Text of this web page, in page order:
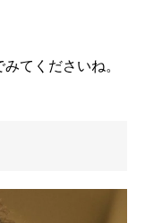
てくださいね。